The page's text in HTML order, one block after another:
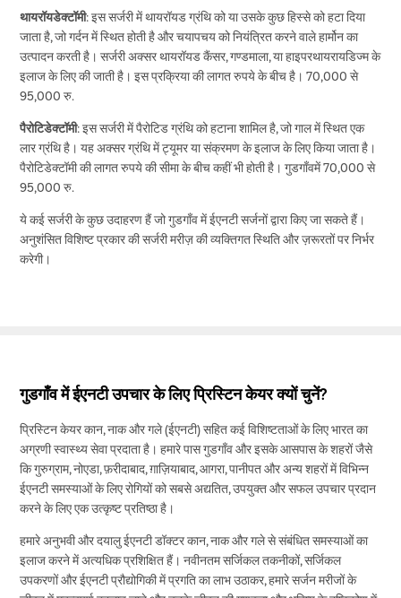
थायरॉयडेक्टॉमी: इस सर्जरी में थायरॉयड ग्रंथि को या उसके कुछ हिस्से को हटा दिया
जाता है, जो गर्दन में स्थित होती है और चयापचय को नियंत्रित करने वाले हार्मोन का
उत्पादन करती है। सर्जरी अक्सर थायरॉयड कैंसर, गण्डमाला, या हाइपरथायरायडिज्म के
इलाज के लिए की जाती है। इस प्रक्रिया की लागत रुपये के बीच है। 70,000 से
95,000 रु.
पैरोटिडेक्टॉमी: इस सर्जरी में पैरोटिड ग्रंथि को हटाना शामिल है, जो गाल में स्थित एक
लार ग्रंथि है। यह अक्सर ग्रंथि में ट्यूमर या संक्रमण के इलाज के लिए किया जाता है।
पैरोटिडेक्टॉमी की लागत रुपये की सीमा के बीच कहीं भी होती है। गुडगाँवमें 70,000 से
95,000 रु.
ये कई सर्जरी के कुछ उदाहरण हैं जो गुडगाँव में ईएनटी सर्जनों द्वारा किए जा सकते हैं।
अनुशंसित विशिष्ट प्रकार की सर्जरी मरीज़ की व्यक्तिगत स्थिति और ज़रूरतों पर निर्भर
करेगी।
गुडगाँव में ईएनटी उपचार के लिए प्रिस्टिन केयर क्यों चुनें?
प्रिस्टिन केयर कान, नाक और गले (ईएनटी) सहित कई विशिष्टताओं के लिए भारत का
अग्रणी स्वास्थ्य सेवा प्रदाता है। हमारे पास गुडगाँव और इसके आसपास के शहरों जैसे
कि गुरुग्राम, नोएडा, फ़रीदाबाद, ग़ाज़ियाबाद, आगरा, पानीपत और अन्य शहरों में विभिन्न
ईएनटी समस्याओं के लिए रोगियों को सबसे अद्यतित, उपयुक्त और सफल उपचार प्रदान
करने के लिए एक उत्कृष्ट प्रतिष्ठा है।
हमारे अनुभवी और दयालु ईएनटी डॉक्टर कान, नाक और गले से संबंधित समस्याओं का
इलाज करने में अत्यधिक प्रशिक्षित हैं। नवीनतम सर्जिकल तकनीकों, सर्जिकल
उपकरणों और ईएनटी प्रौद्योगिकी में प्रगति का लाभ उठाकर, हमारे सर्जन मरीजों के